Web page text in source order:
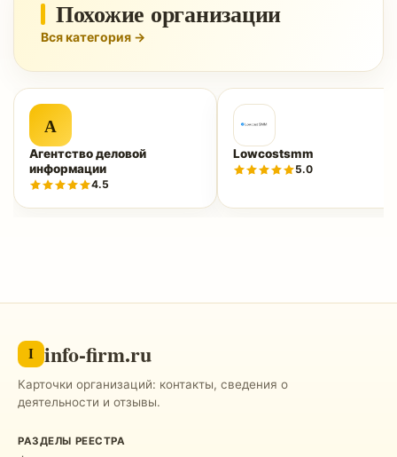
Похожие организации
Вся категория →
А
Агентство деловой
информации
4.5
Lowcostsmm
5.0
I info-firm.ru
Карточки организаций: контакты, сведения о
деятельности и отзывы.
РАЗДЕЛЫ РЕЕСТРА